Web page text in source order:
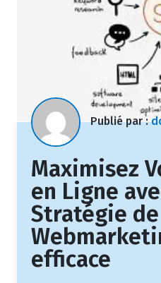
Publié par :
Maximisez
en Ligne
Stratégie de
efficace